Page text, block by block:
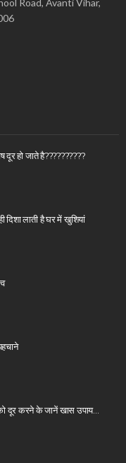
दूर हो जाते है??????????
लाती है घर में खुशियां
दूर करने के जानें खास उपाय…